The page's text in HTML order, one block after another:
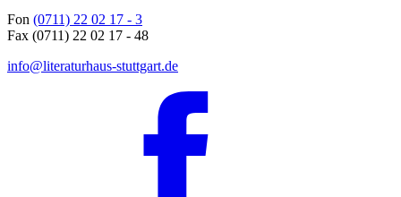
Fon (0711) 22 02 17 - 3
Fax (0711) 22 02 17 - 48
info@literaturhaus-stuttgart.de